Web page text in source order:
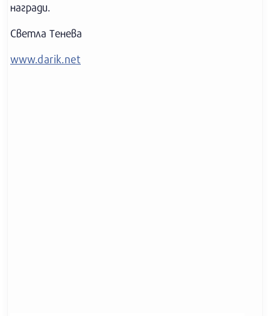
награди.
Светла Тенева
www.darik.net